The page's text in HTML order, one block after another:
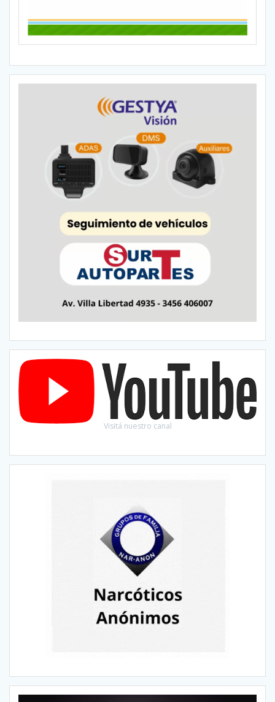
Visitá nuestro canal